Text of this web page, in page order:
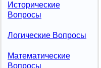
Исторические
Вопросы
Логические Вопросы
Математические
Вопросы